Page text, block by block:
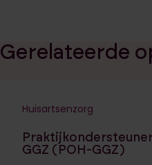
Gerelateerde
Huisartsenzorg
GGZ (POH-GGZ)